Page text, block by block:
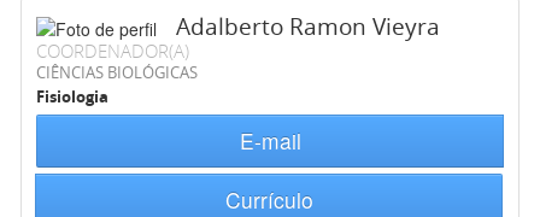
Adalberto Ramon Vieyra
COORDENADOR(A)
CIÊNCIAS BIOLÓGICAS
Fisiologia
E-mail
Currículo